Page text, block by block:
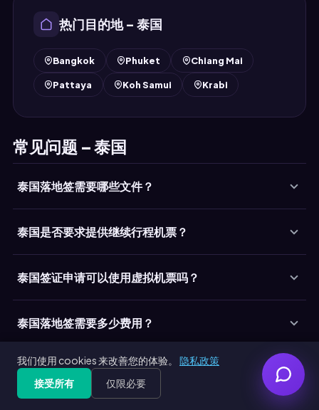
热门目的地 – 泰国
Bangkok Phuket Chiang Mai
Pattaya Koh Samui Krabi
常见问题 – 泰国
泰国落地签需要哪些文件？
泰国是否要求提供继续行程机票？
泰国签证申请可以使用虚拟机票吗？
泰国落地签需要多少费用？
持旅游签证在泰国可停留多长时间？
我们使用 cookies 来改善您的体验。 隐私政策
接受所有
仅限必要
Get Free PDF — 30 seconds Generate Free